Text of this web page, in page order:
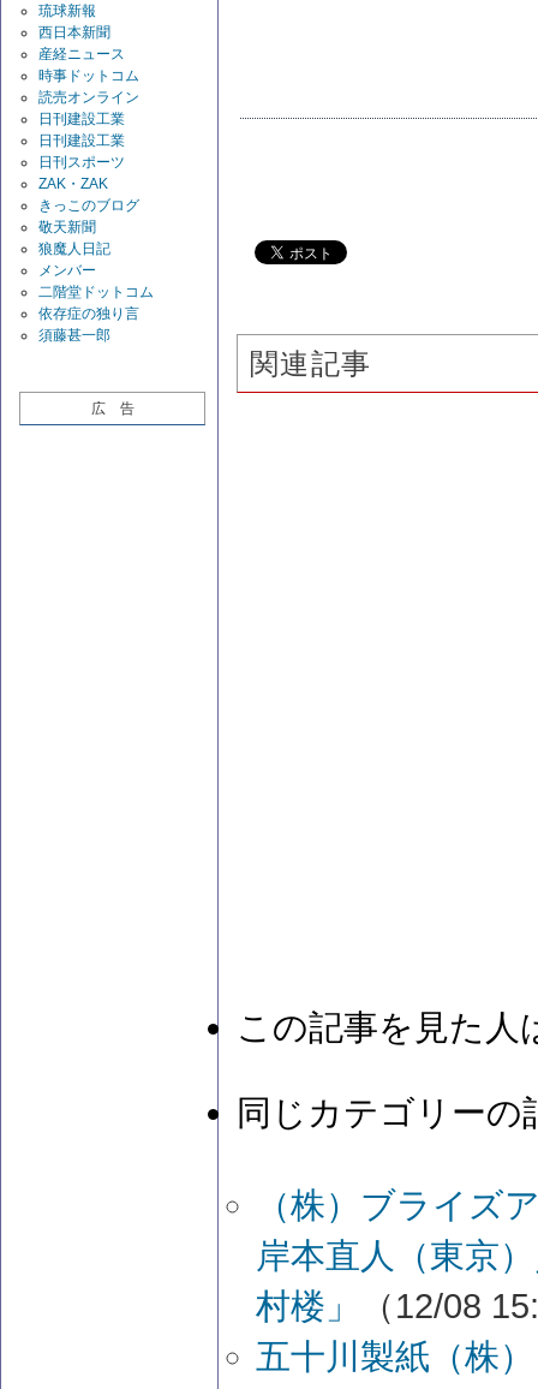
琉球新報
西日本新聞
産経ニュース
時事ドットコム
読売オンライン
日刊建設工業
日刊建設工業
日刊スポーツ
ZAK・ZAK
きっこのブログ
敬天新聞
狼魔人日記
メンバー
二階堂ドットコム
依存症の独り言
須藤甚一郎
広 告
関連記事
この記事を見た人
同じカテゴリーの
（株）ブライズ
岸本直人（東京
村楼」
（12/08
五十川製紙（株